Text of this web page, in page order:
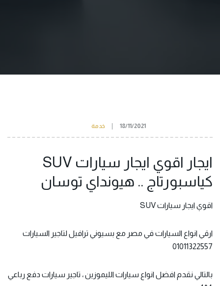
18/11/2021 خدمة
كياسبورتاج .. هيونداي توسان
اقوي ايجار سيارات SUV
ارقي انواع السيارات في مصر مع بسيوني ترافيل لتاجير السيارات
01011322557
بالتالي نقدم افضل انواع سيارات الليموزين ، تاجير سيارات دفع رباعي